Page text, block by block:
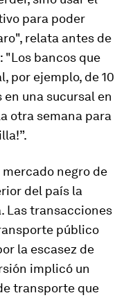
para poder
relata antes de
"Los bancos que
por ejemplo, de 10
una sucursal en
otra semana para
negro de
del país la
Las transacciones
público
la escasez de
implicó un
transporte que